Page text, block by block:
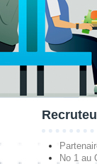
No 1 au